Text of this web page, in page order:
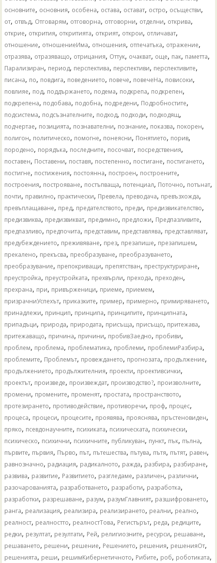
основните, основния, особена, остава, остават, остро, осъществи,
от, отвъд, Отговарям, отговорна, отговорни, отделни, открива,
открие, открития, откритията, открият, открои, отличават,
отношение, отношениеИма, отношения, отпечатъка, отражение,
отразява, отразяващо, отрицания, Оттук, очакват, още, пак, паметта,
Парализиран, период, перспектива, перспективи, перспективите,
писана, по, повдига, поведението, повече, повечеНа, повисоки,
повлияе, под, поддържането, подема, подкрепа, подкрепен,
подкрепена, подобава, подобна, подредени, Подробностите,
подсистема, подсъзнателните, подход, подходи, подходящ,
подчертае, позицията, познавателни, познание, показва, покорен,
полигон, политическо, помогне, понеясни, Понятието, порив,
породено, порядъка, последните, посочват, посредствения,
поставен, Поставени, поставя, постепенно, постигане, постигането,
постигне, постижения, постоянна, построен, построените,
построения, построяване, постъпваща, потенциал, Поточно, потънат,
почти, правилно, практически, Превела, преводача, превъзхожда,
превъплащаване, пред, предателството, преди, предизвикателство,
предизвиква, предизвикват, предимно, предложи, Предпазливите,
предпазливо, предпочита, представим, представлява, представляват,
предубеждението, преживяване, през, презапише, презапишем,
прекалено, прекъсва, преобразуване, преобразуването,
преобразувание, препокриващи, препятстван, преструктуриране,
преустройка, преустройката, прехвърли, прехода, преходен,
прехрана, при, привърженици, приеме, приемем,
призрачниУспехът, приказките, пример, примерно, примиряването,
принадлежи, принцип, принципа, принципите, принципната,
припадъци, природа, природата, присъща, присъщо, притежава,
притежаващо, причина, причини, пробивЗаедно, пробиви,
проблем, проблема, проблематика, проблеми, проблемиРазбира,
проблемите, Проблемът, провеждането, прогнозата, продължение,
продължението, продължителния, проекти, проективсички,
проектът, произведе, произвеждат, производство?, произволните,
промени, промените, променят, простата, пространството,
протезирането, противодействие, противоречи, проф, процес,
процеса, процеси, процесите, проявява, прояснява, пръстеновиден,
пряко, псевдонаучните, психиката, психическата, психически,
психическо, психични, психичните, публикуван, пункт, пък, пълна,
първите, първия, Първо, път, пътешества, пътува, пътя, пътят, равен,
равнозначно, радиация, радикалното, ражда, разбира, разбиране,
развива, развитие, Развитието, разгледаме, различен, различни,
разочарованията, разработването, разработи, разработка,
разработки, разрешаване, разум, разумГлавният, разшифроването,
ранга, реализация, реализира, реализирането, реални, реално,
реалност, реалностто, реалностТова, Регистърът, реда, редиците,
редки, резултат, резултати, Рей, религиозните, ресурси, решаване,
решаването, решени, решение, Решението, решения, решенияОт,
решенията, реши, решимКибернетичното, Рибите, роб, роботиката,